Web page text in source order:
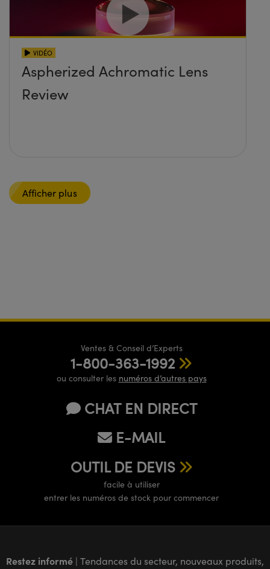
VIDÉO
Aspherized Achromatic Lens
Review
Afficher plus
Ventes & Conseil d’Experts
1-800-363-1992
ou consulter les numéros d’autres pays
CHAT EN DIRECT
E-MAIL
OUTIL DE DEVIS
facile à utiliser
entrer les numéros de stock pour commencer
Restez informé | Tendances du secteur, nouveaux produits,